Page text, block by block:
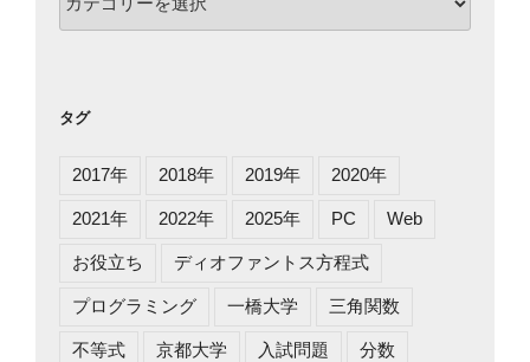
テ
タグ
2017年 2018年 2019年 2020年
2021年 2022年 2025年 PC Web
お役立ち ディオファントス方程式
プログラミング 一橋大学 三角関数
不等式 京都大学 入試問題 分数